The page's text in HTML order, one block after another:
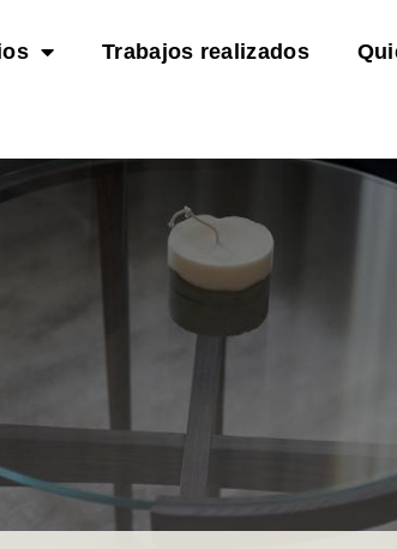
Trabajos realizados